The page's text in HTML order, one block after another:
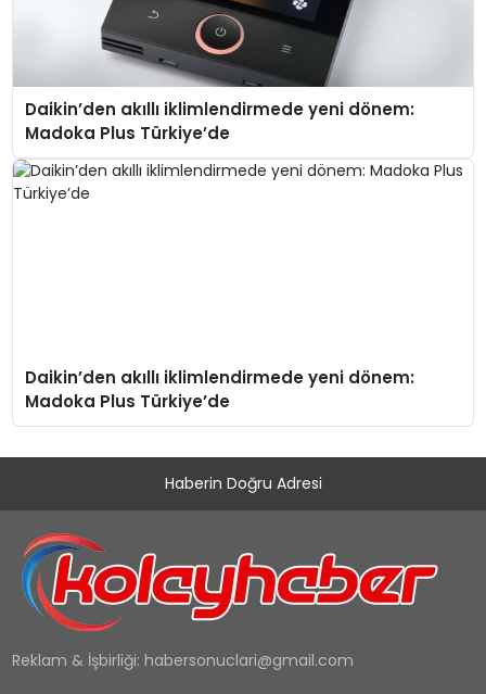
Daikin’den akıllı iklimlendirmede yeni dönem:
Madoka Plus Türkiye’de
Daikin’den akıllı iklimlendirmede yeni dönem:
Madoka Plus Türkiye’de
Haberin Doğru Adresi
Reklam & İşbirliği: habersonuclari@gmail.com